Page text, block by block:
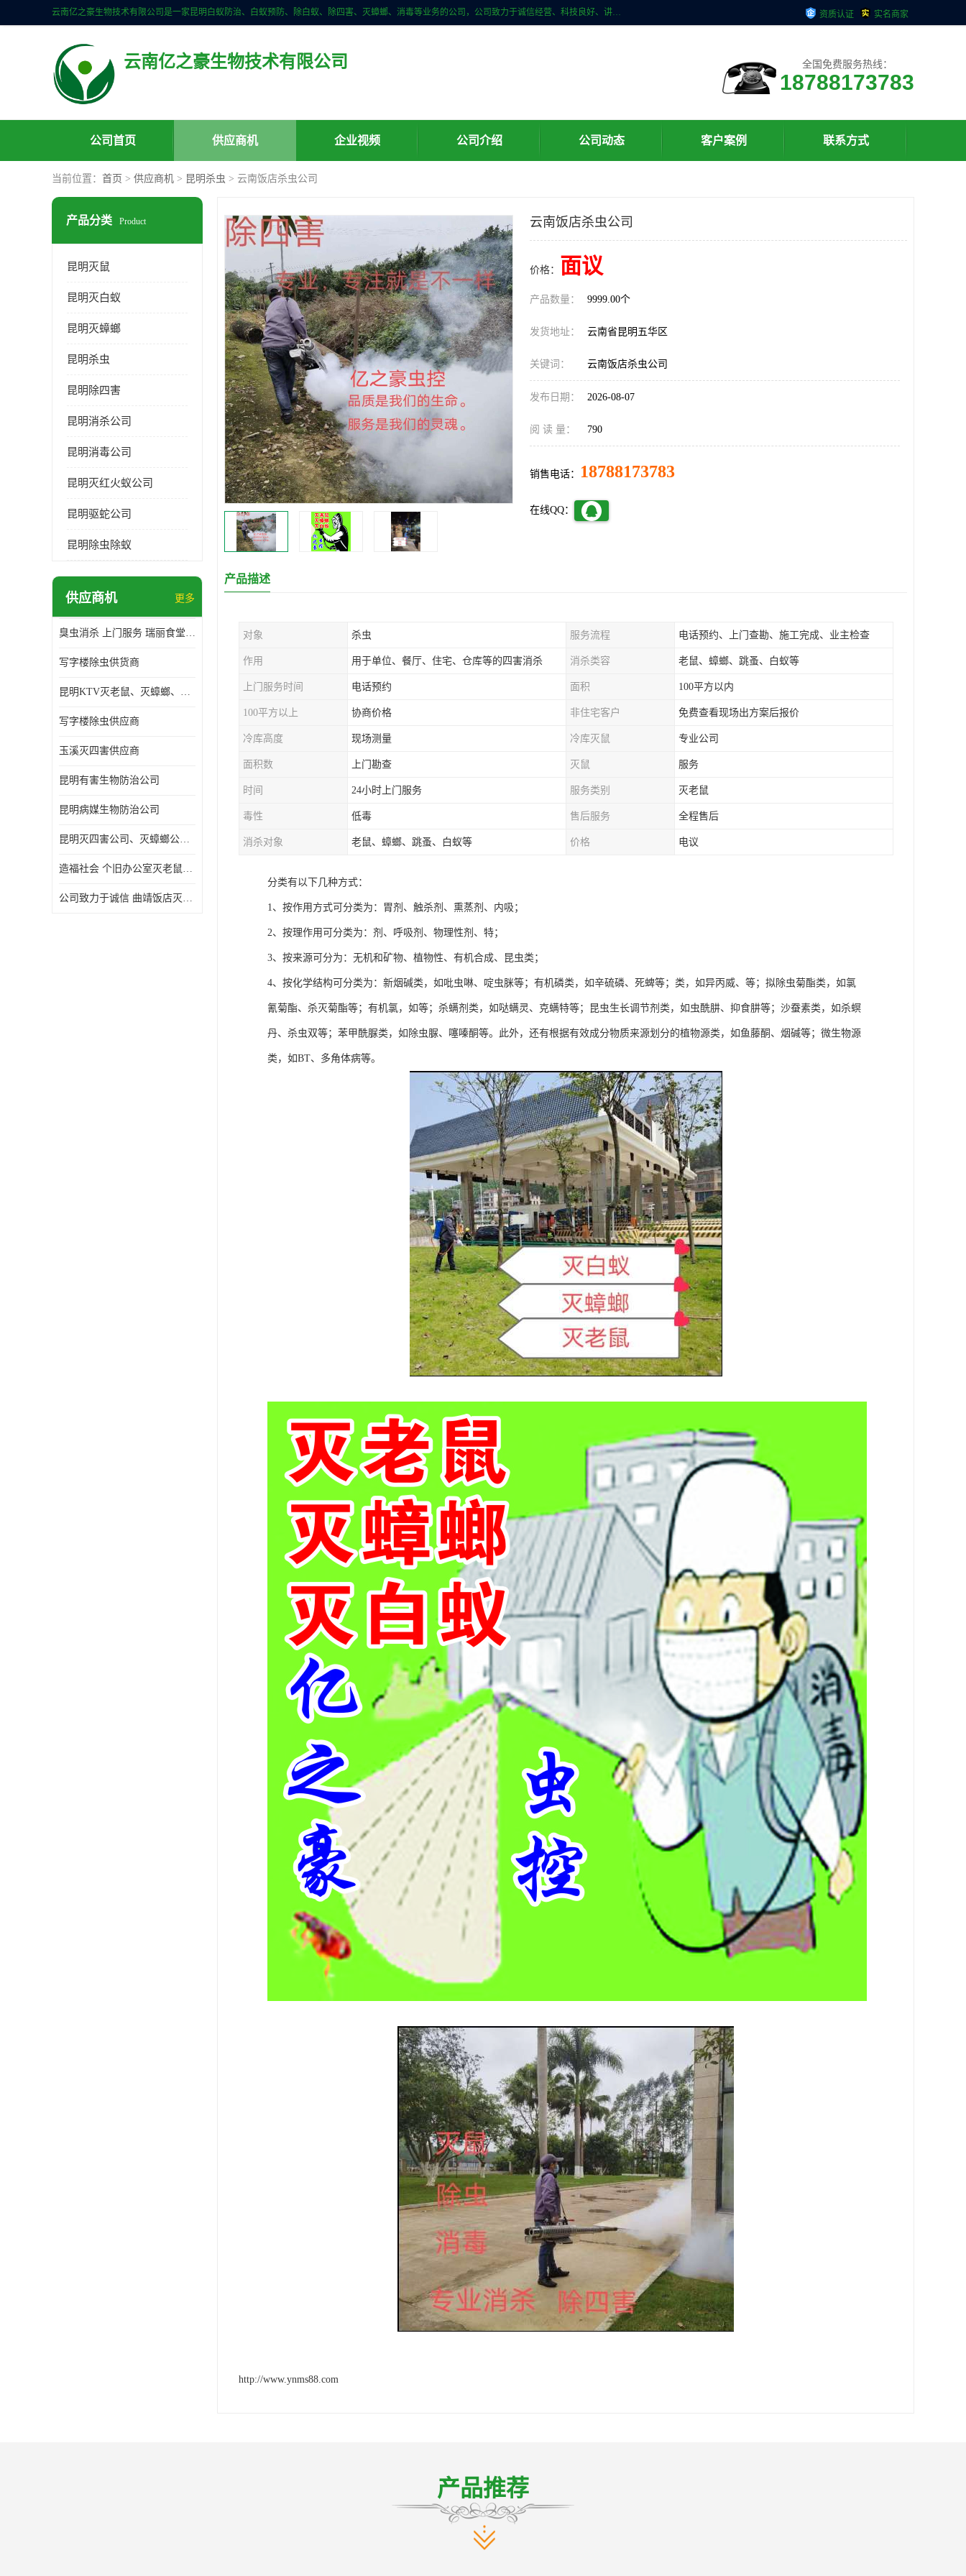
云南亿之豪生物技术有限公司是一家昆明白蚁防治、白蚁预防、除白蚁、除四害、灭蟑螂、消毒等业务的公司，公司致力于诚信经营、科技良好、讲究信誉、造福社会的理念，坚持走技术化、服务统一化,竭诚以优良的施工质量、主动的跟进服务、的管理经验，以诚信取于社会，立足于社会。 资质认证 实名商家
云南亿之豪生物技术有限公司 全国免费服务热线：
18788173783
公司首页 供应商机 企业视频 公司介绍 公司动态 客户案例 联系方式
当前位置： 首页 > 供应商机 > 昆明杀虫 > 云南饭店杀虫公司
产品分类 Product
昆明灭鼠
昆明灭白蚁
昆明灭蟑螂
昆明杀虫
昆明除四害
昆明消杀公司
昆明消毒公司
昆明灭红火蚁公司
昆明驱蛇公司
昆明除虫除蚁
供应商机 更多
臭虫消杀 上门服务 瑞丽食堂杀虫公司*
写字楼除虫供货商
昆明KTV灭老鼠、灭蟑螂、病媒生物防治
写字楼除虫供应商
玉溪灭四害供应商
昆明有害生物防治公司
昆明病媒生物防治公司
昆明灭四害公司、灭蟑螂公司、灭臭虫公司、灭蚂蚁公司
造福社会 个旧办公室灭老鼠价格
公司致力于诚信 曲靖饭店灭老鼠
云南饭店杀虫公司
价格： 面议
产品数量： 9999.00个
发货地址： 云南省昆明五华区
关键词： 云南饭店杀虫公司
发布日期： 2026-08-07
阅 读 量： 790
销售电话： 18788173783
在线QQ：
产品描述
对象 杀虫 服务流程 电话预约、上门查勘、施工完成、业主检查
作用 用于单位、餐厅、住宅、仓库等的四害消杀 消杀类容 老鼠、蟑螂、跳蚤、白蚁等
上门服务时间 电话预约 面积 100平方以内
100平方以上 协商价格 非住宅客户 免费查看现场出方案后报价
冷库高度 现场测量 冷库灭鼠 专业公司
面积数 上门勘查 灭鼠 服务
时间 24小时上门服务 服务类别 灭老鼠
毒性 低毒 售后服务 全程售后
消杀对象 老鼠、蟑螂、跳蚤、白蚁等 价格 电议
分类有以下几种方式：
1、按作用方式可分类为：胃剂、触杀剂、熏蒸剂、内吸；
2、按理作用可分类为：剂、呼吸剂、物理性剂、特；
3、按来源可分为：无机和矿物、植物性、有机合成、昆虫类；
4、按化学结构可分类为：新烟碱类，如吡虫啉、啶虫脒等；有机磷类，如辛硫磷、死蜱等；类，如异丙威、等；拟除虫菊酯类，如氯
氰菊酯、杀灭菊酯等；有机氯，如等；杀螨剂类，如哒螨灵、克螨特等；昆虫生长调节剂类，如虫酰肼、抑食肼等；沙蚕素类，如杀螟
丹、杀虫双等；苯甲酰脲类，如除虫脲、噻嗪酮等。此外，还有根据有效成分物质来源划分的植物源类，如鱼藤酮、烟碱等；微生物源
类，如BT、多角体病等。
http://www.ynms88.com
产品推荐